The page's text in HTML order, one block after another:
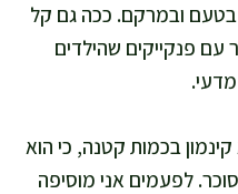
בטעם ובמרקם. ככה גם קל
פנקייקים שהילדים
בכמות קטנה, כי הוא
לפעמים אני מוסיפה